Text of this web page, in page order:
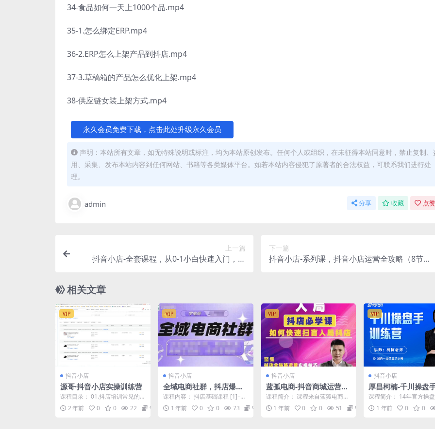
34-食品如何一天上1000个品.mp4
35-1.怎么绑定ERP.mp4
36-2.ERP怎么上架产品到抖店.mp4
37-3.草稿箱的产品怎么优化上架.mp4
38-供应链女装上架方式.mp4
永久会员免费下载，点击此处升级永久会员
声明：本站所有文章，如无特殊说明或标注，均为本站原创发布。任何个人或组织，在未征得本站同意时，禁止复制、
用、采集、发布本站内容到任何网站、书籍等各类媒体平台。如若本站内容侵犯了原著者的合法权益，可联系我们进行处
理。
admin 分享 收藏 点
上一篇
抖音小店-全套课程，从0-1小白快速入门，选
下一篇
抖音小店-系列课，抖音小店运营全攻略（8节
相关文章
VIP
抖音小店
源哥·抖音小店实操训练营
课程目录： 01.抖店培训常见的
五种套路.mp4 02.开店所需资料
及办理执照避...
2 年前 0 0 22 99
VIP
抖音小店
全域电商社群，抖店爆单
计划运营实操，21天打爆
一家抖音小店
课程内容： 抖店基础课程 [1]–抖
店爆单运营策略.mp4 [2]–雨季老
师抖店...
1 年前 0 0 73 99
VIP
抖音小店
蓝孤电商-抖音商城运营课
程2025年94节完整版(价
值980元)
课程简介： 课程来自蓝狐电商的
抖音商城运营课程，猜你喜欢入
池，商城搜索商城推荐人...
1 年前 0 0 51 99
VIP
抖音小店
厚昌柯楠-千川操盘
营完整版112节
值1288元)
课程简介： 14年官方操
学千川 #2月18同步更新
录: ├──{...
1 年前 0 0